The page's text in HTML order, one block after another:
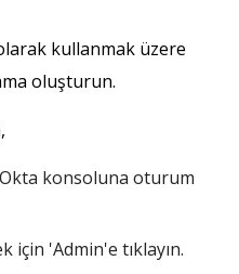
kullanmak üzere
oluşturun.
konsoluna oturum
'Admin'e tıklayın.